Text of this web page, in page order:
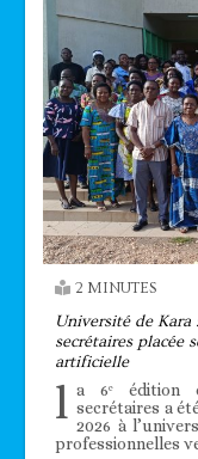
2 MINUTES
Université de
secrétaires placée
artificielle
l a 6ᵉ édition
secrétaires a
2026 à
professionnelles